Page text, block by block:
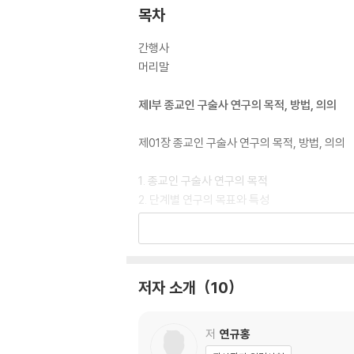
목차
간행사
머리말
제Ⅰ부 종교인 구술사 연구의 목적, 방법, 의의
제01장 종교인 구술사 연구의 목적, 방법, 의의
1. 종교인 구술사 연구의 목적
2. 단계별 연구의 목표와 특성
3. 종교인 구술사 연구방법
제Ⅱ부 군사독재 시기와 종교인 민주화 운동
제01장 기억의 역사로 본 영등포 산업선교회
저자 소개 10
저 연규홍